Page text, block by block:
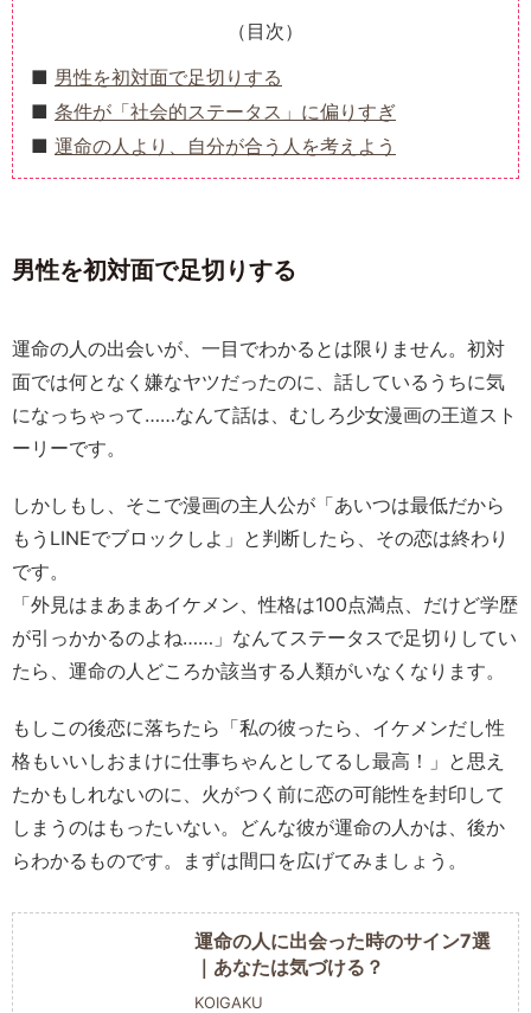
（目次）
男性を初対面で足切りする
条件が「社会的ステータス」に偏りすぎ
運命の人より、自分が合う人を考えよう
男性を初対面で足切りする
運命の人の出会いが、一目でわかるとは限りません。初対
面では何となく嫌なヤツだったのに、話しているうちに気
になっちゃって……なんて話は、むしろ少女漫画の王道スト
ーリーです。
しかしもし、そこで漫画の主人公が「あいつは最低だから
もうLINEでブロックしよ」と判断したら、その恋は終わり
です。
「外見はまあまあイケメン、性格は100点満点、だけど学歴
が引っかかるのよね……」なんてステータスで足切りしてい
たら、運命の人どころか該当する人類がいなくなります。
もしこの後恋に落ちたら「私の彼ったら、イケメンだし性
格もいいしおまけに仕事ちゃんとしてるし最高！」と思え
たかもしれないのに、火がつく前に恋の可能性を封印して
しまうのはもったいない。どんな彼が運命の人かは、後か
らわかるものです。まずは間口を広げてみましょう。
運命の人に出会った時のサイン7選
｜あなたは気づける？
KOIGAKU